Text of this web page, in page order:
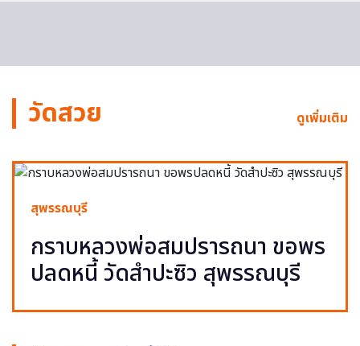
วัดสวย ดูเพิ่มเติม
สุพรรณบุรี
กราบหลวงพ่อสมปรารถนา ขอพร
ปลดหนี้ วัดสำปะซิว สุพรรณบุรี